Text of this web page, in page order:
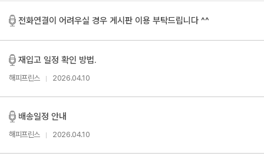
전화연결이 어려우실 경우 게시판 이용 부탁드립니다 ^^
재입고 일정 확인 방법.
해피프린스 2026.04.10
배송일정 안내
해피프린스 2026.04.10